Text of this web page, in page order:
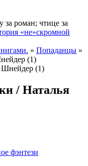
за роман; чтице за
«не»скромной
» Попаданцы »
(1)
/ Наталья
фэнтези